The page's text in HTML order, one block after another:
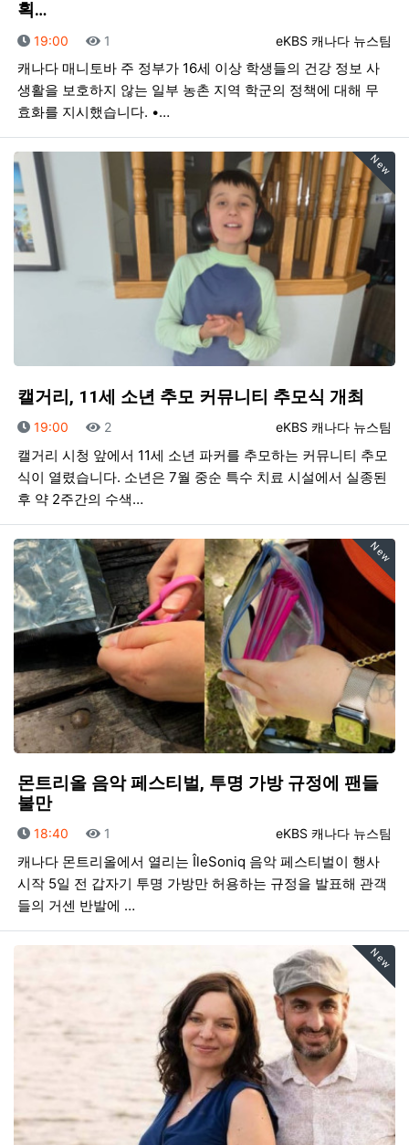
획…
등록자
eKBS 캐나다 뉴스팀
등록일
19:00 조회
1
캐나다 매니토바 주 정부가 16세 이상 학생들의 건강 정보 사
생활을 보호하지 않는 일부 농촌 지역 학군의 정책에 대해 무
효화를 지시했습니다. •…
New
캘거리, 11세 소년 추모 커뮤니티 추모식 개최
등록자
eKBS 캐나다 뉴스팀
등록일
19:00 조회
2
캘거리 시청 앞에서 11세 소년 파커를 추모하는 커뮤니티 추모
식이 열렸습니다. 소년은 7월 중순 특수 치료 시설에서 실종된
후 약 2주간의 수색…
New
몬트리올 음악 페스티벌, 투명 가방 규정에 팬들
불만
등록자
eKBS 캐나다 뉴스팀
등록일
18:40 조회
1
캐나다 몬트리올에서 열리는 ÎleSoniq 음악 페스티벌이 행사
시작 5일 전 갑자기 투명 가방만 허용하는 규정을 발표해 관객
들의 거센 반발에 …
New